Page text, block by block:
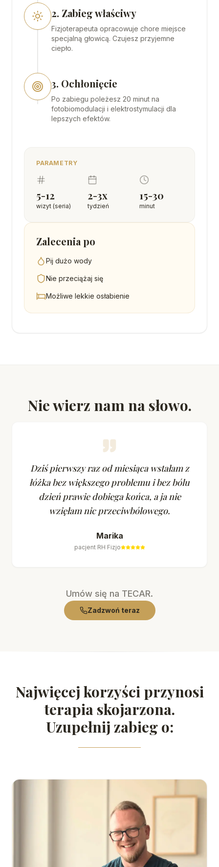
2. Zabieg właściwy
Fizjoterapeuta opracowuje chore miejsce
specjalną głowicą. Czujesz przyjemne
ciepło.
3. Ochłonięcie
Po zabiegu poleżesz 20 minut na
fotobiomodulacji i elektrostymulacji dla
lepszych efektów.
PARAMETRY
5-12
wizyt (seria)
2-3x
tydzień
15-30
minut
Zalecenia po
Pij dużo wody
Nie przeciążaj się
Możliwe lekkie osłabienie
Nie wierz nam na słowo.
Dziś pierwszy raz od miesiąca wstałam z
łóżka bez większego problemu i bez bólu
dzień prawie dobiega końca, a ja nie
wzięłam nic przeciwbólowego.
Marika
pacjent RH Fizjo
Umów się na TECAR.
Zadzwoń teraz
Najwięcej korzyści przynosi
terapia skojarzona.
Uzupełnij zabieg o: